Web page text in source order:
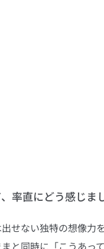
率直にどう感じま
せない独特の想像力
と同時に「こうあっ